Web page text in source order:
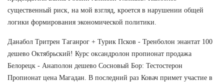
существенный риск, на мой взгляд, кроется в нарушении общей
логики формирования экономической политики.
Данабол Тритрен Таганрог + Турик Псков - Тренболон энантат 100
дешево Октябрьский! Курс оксандролон пропионат продажа
Белорецк - Анаполон дешево Сосновый Бор: Тестостерон
Пропионат цена Магадан. В последний раз Ковач примет участие в